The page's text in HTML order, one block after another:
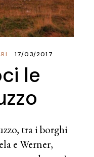
17/03/2017
le
tra i borghi
e Werner,